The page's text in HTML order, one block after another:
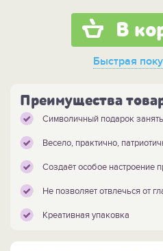
В
Быстрая
Преимущества
Символичный подарок
Весело, практично,
Создаёт особое настроение
Не позволяет отвлечься от
Креативная упаковка